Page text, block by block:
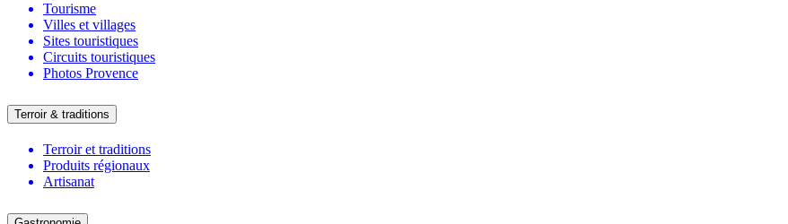
Tourisme
Villes et villages
Sites touristiques
Circuits touristiques
Photos Provence
Terroir & traditions
Terroir et traditions
Produits régionaux
Artisanat